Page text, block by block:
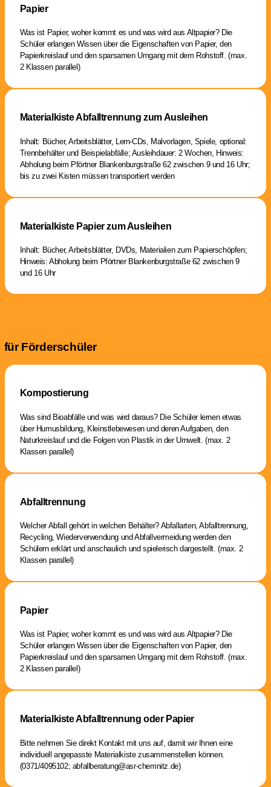
Papier
Was ist Papier, woher kommt es und was wird aus Altpapier? Die
Schüler erlangen Wissen über die Eigenschaften von Papier, den
Papierkreislauf und den sparsamen Umgang mit dem Rohstoff. (max.
2 Klassen parallel)
Materialkiste Abfalltrennung zum Ausleihen
Inhalt: Bücher, Arbeitsblätter, Lern-CDs, Malvorlagen, Spiele, optional:
Trennbehälter und Beispielabfälle; Ausleihdauer: 2 Wochen, Hinweis:
Abholung beim Pförtner Blankenburgstraße 62 zwischen 9 und 16 Uhr;
bis zu zwei Kisten müssen transportiert werden
Materialkiste Papier zum Ausleihen
Inhalt: Bücher, Arbeitsblätter, DVDs, Materialien zum Papierschöpfen;
Hinweis: Abholung beim Pförtner Blankenburgstraße 62 zwischen 9
und 16 Uhr
für Förderschüler
Kompostierung
Was sind Bioabfälle und was wird daraus? Die Schüler lernen etwas
über Humusbildung, Kleinstlebewesen und deren Aufgaben, den
Naturkreislauf und die Folgen von Plastik in der Umwelt. (max. 2
Klassen parallel)
Abfalltrennung
Welcher Abfall gehört in welchen Behälter? Abfallarten, Abfalltrennung,
Recycling, Wiederverwendung und Abfallvermeidung werden den
Schülern erklärt und anschaulich und spielerisch dargestellt. (max. 2
Klassen parallel)
Papier
Was ist Papier, woher kommt es und was wird aus Altpapier? Die
Schüler erlangen Wissen über die Eigenschaften von Papier, den
Papierkreislauf und den sparsamen Umgang mit dem Rohstoff. (max.
2 Klassen parallel)
Materialkiste Abfalltrennung oder Papier
Bitte nehmen Sie direkt Kontakt mit uns auf, damit wir Ihnen eine
individuell angepasste Materialkiste zusammenstellen können.
(0371/4095102; abfallberatung@asr-chemnitz.de)